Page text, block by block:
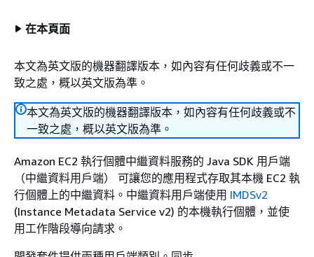
在本頁面
本文為英文版的機器翻譯版本，如內容有任何歧義或不一
致之處，概以英文版為準。
本文為英文版的機器翻譯版本，如內容有任何歧義或不
一致之處，概以英文版為準。
Amazon EC2 執行個體中繼資料服務的 Java SDK 用戶端
（中繼資料用戶端） 可讓您的應用程式存取其本機 EC2 執
行個體上的中繼資料。中繼資料用戶端使用 IMDSv2
(Instance Metadata Service v2) 的本機執行個體，並使
用工作階段導向請求。